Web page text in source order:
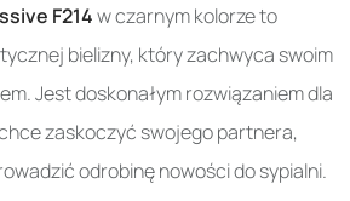
F214w czarnym kolorze to
bielizny, który zachwyca swoim
Jest doskonałym rozwiązaniem dla
zaskoczyć swojego partnera,
odrobinę nowości do sypialni.